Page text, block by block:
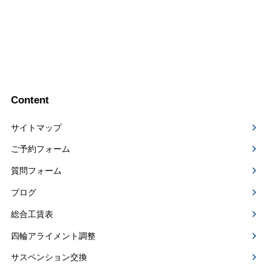
Content
サイトマップ
ご予約フォーム
質問フォーム
ブログ
総合工賃表
四輪アライメント調整
サスペンション交換